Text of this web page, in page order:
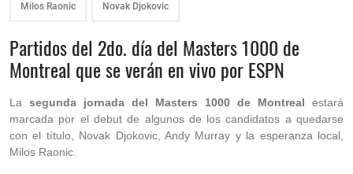
Milos Raonic Novak Djokovic
Partidos del 2do. día del Masters 1000 de
Montreal que se verán en vivo por ESPN
La segunda jornada del Masters 1000 de Montreal estará
marcada por el debut de algunos de los candidatos a quedarse
con el título, Novak Djokovic, Andy Murray y la esperanza local,
Milos Raonic.